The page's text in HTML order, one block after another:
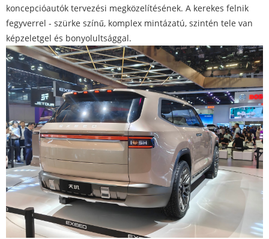
koncepcióautók tervezési megközelítésének. A kerekes felnik
fegyverrel - szürke színű, komplex mintázatú, szintén tele van
képzeletgel és bonyolultsággal.